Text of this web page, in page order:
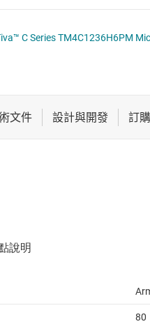
與計時
C Series TM4C1236H6PM
80